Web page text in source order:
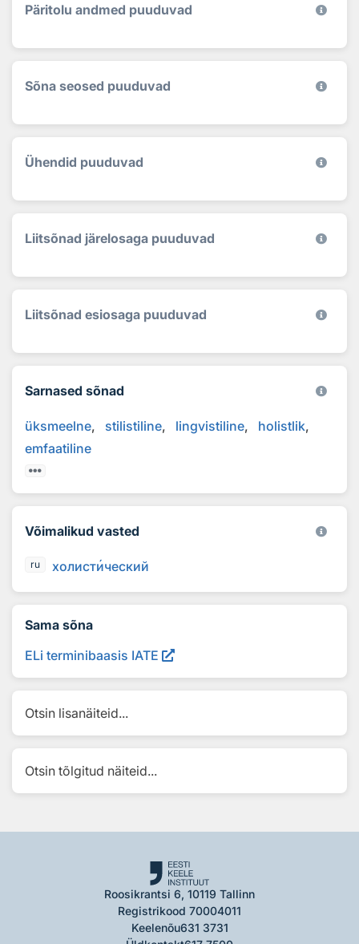
Päritolu andmed puuduvad
Sõna seosed puuduvad
Ühendid puuduvad
Liitsõnad järelosaga puuduvad
Liitsõnad esiosaga puuduvad
Sarnased sõnad
üksmeelne stilistiline lingvistiline
holistlik
emfaatiline
Võimalikud vasted
ru холистический
Sama sõna
ELi terminibaasis IATE
Otsin lisanäiteid...
Otsin tõlgitud näiteid...
Roosikrantsi 6, 10119 Tallinn
Registrikood 70004011
Keelenõu631 3731